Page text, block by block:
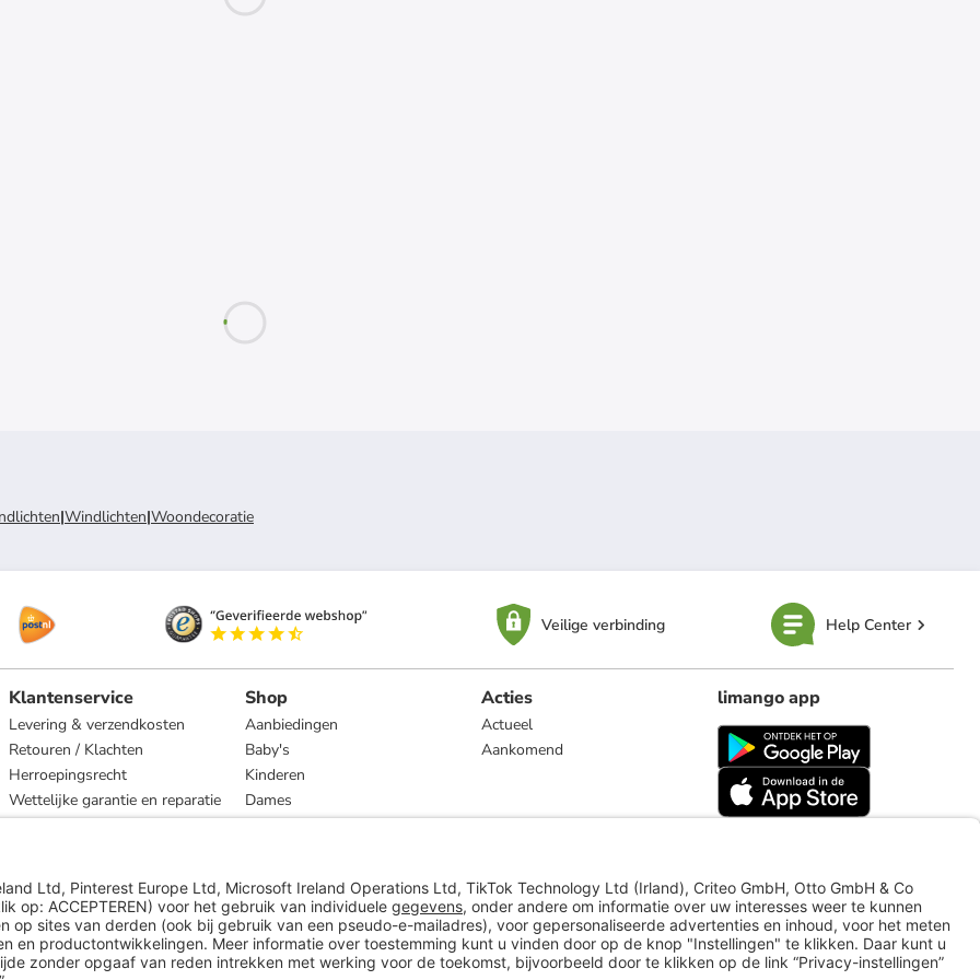
|Windlichten|Woondecoratie
Veilige verbinding Help Center
Klantenservice
Levering & verzendkosten
Retouren / Klachten
Herroepingsrecht
Wettelijke garantie en reparatie
Shop
Aanbiedingen
Baby's
Kinderen
Dames
Heren
Acties
Actueel
Aankomend
limango app
limango.de limango.pl